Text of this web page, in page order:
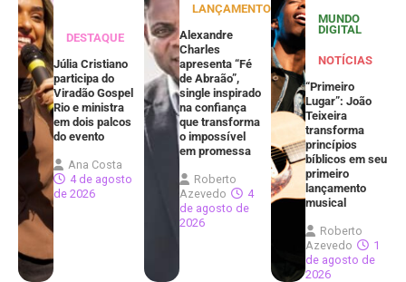
DESTAQUE
Júlia Cristiano
participa do
Viradão Gospel
Rio e ministra
em dois palcos
do evento
Ana Costa
4 de agosto
de 2026
LANÇAMENTOS
Alexandre
Charles
apresenta “Fé
de Abraão”,
single inspirado
na confiança
que transforma
o impossível
em promessa
Roberto
Azevedo
4
de agosto de
2026
MUNDO
DIGITAL
NOTÍCIAS
“Primeiro
Lugar”: João
Teixeira
transforma
princípios
bíblicos em seu
primeiro
lançamento
musical
Roberto
Azevedo
1
de agosto de
2026